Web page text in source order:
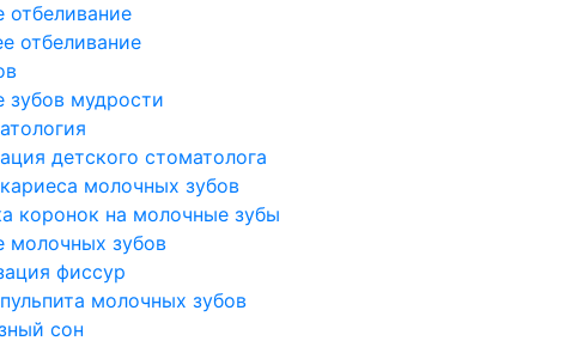
отбеливание
отбеливание
зубов мудрости
детского стоматолога
молочных зубов
коронок на молочные зубы
молочных зубов
фиссур
молочных зубов
сон